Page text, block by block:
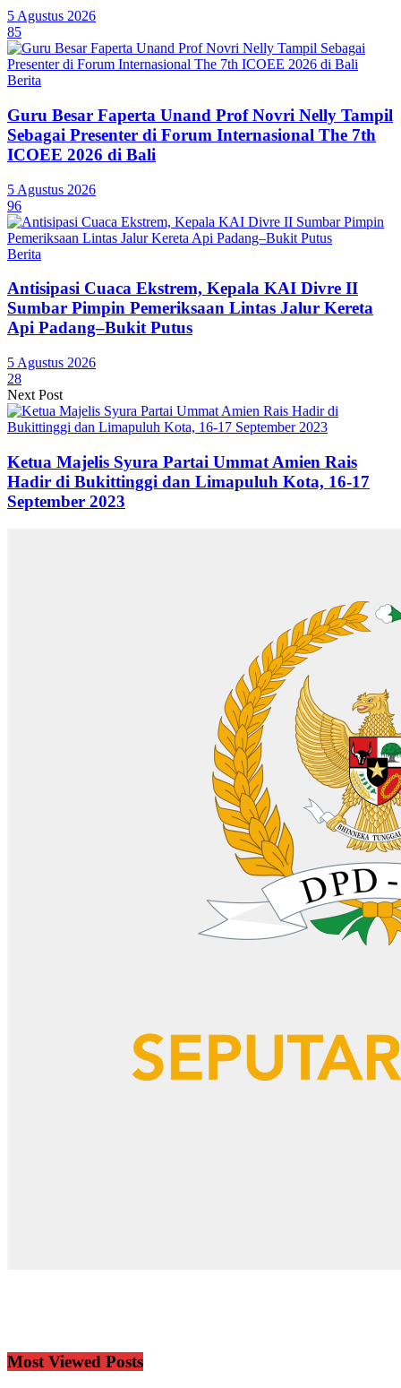
5 Agustus 2026
85
Berita
Guru Besar Faperta Unand Prof Novri Nelly Tampil
Sebagai Presenter di Forum Internasional The 7th
ICOEE 2026 di Bali
5 Agustus 2026
96
Berita
Antisipasi Cuaca Ekstrem, Kepala KAI Divre II
Sumbar Pimpin Pemeriksaan Lintas Jalur Kereta
Api Padang–Bukit Putus
5 Agustus 2026
28
Next Post
Ketua Majelis Syura Partai Ummat Amien Rais
Hadir di Bukittinggi dan Limapuluh Kota, 16-17
September 2023
Most Viewed Posts